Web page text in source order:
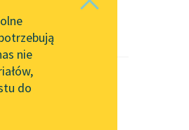
Lektur
promocyjne
nie
do